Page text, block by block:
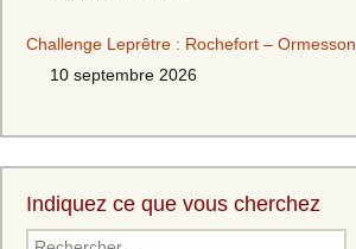
Challenge Leprêtre : Rochefort – Ormesson
10 septembre 2026
Indiquez ce que vous cherchez